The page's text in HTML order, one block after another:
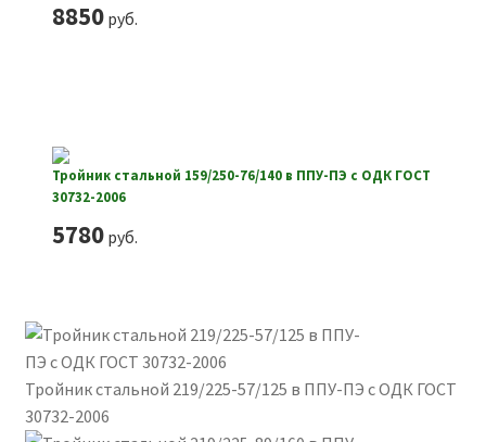
8850руб.
Тройник стальной 159/250-76/140 в ППУ-ПЭ с ОДК ГОСТ
30732-2006
5780руб.
Тройник стальной 219/225-57/125 в ППУ-ПЭ с ОДК ГОСТ
30732-2006